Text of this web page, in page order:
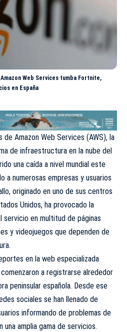
Web Services tumba Fortnite,
en España
de Amazon Web Services (AWS), la
de infraestructura en la nube del
una caída a nivel mundial este
a numerosas empresas y usuarios
originado en uno de sus centros
Unidos, ha provocado la
servicio en multitud de páginas
y videojuegos que dependen de
en la web especializada
a registrarse alrededor
peninsular española. Desde ese
sociales se han llenado de
informando de problemas de
una amplia gama de servicios.